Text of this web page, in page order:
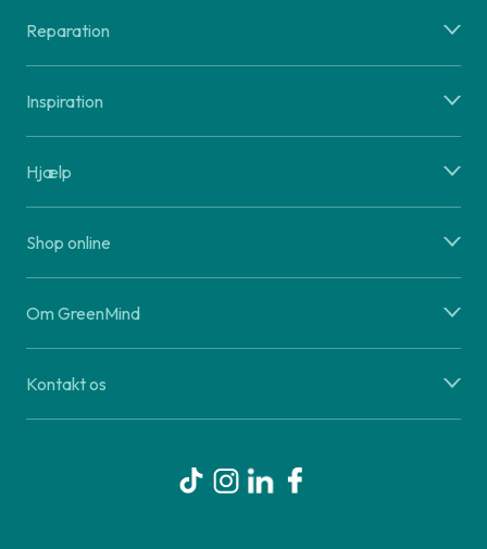
Reparation
Inspiration
Hjælp
Shop online
Om GreenMind
Kontakt os